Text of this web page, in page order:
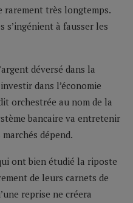
rarement très longtemps.
s’ingénient à fausser les
déversé dans la
dans l’économie
orchestrée au nom de la
bancaire va entretenir
dépend.
ont bien étudié la riposte
de leurs carnets de
reprise ne créera